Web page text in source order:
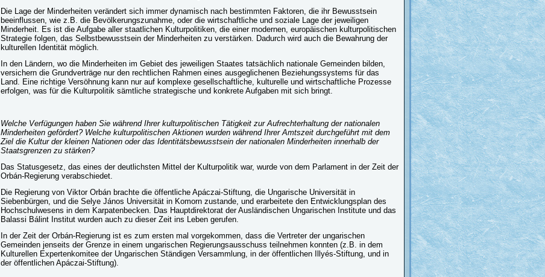
Die Lage der Minderheiten verändert sich immer dynamisch nach bestimmten Faktoren, die ihr Bewusstsein
beeinflussen, wie z.B. die Bevölkerungszunahme, oder die wirtschaftliche und soziale Lage der jeweiligen
Minderheit. Es ist die Aufgabe aller staatlichen Kulturpolitiken, die einer modernen, europäischen kulturpolitischen
Strategie folgen, das Selbstbewusstsein der Minderheiten zu verstärken. Dadurch wird auch die Bewahrung der
kulturellen Identität möglich.
In den Ländern, wo die Minderheiten im Gebiet des jeweiligen Staates tatsächlich nationale Gemeinden bilden,
versichern die Grundverträge nur den rechtlichen Rahmen eines ausgeglichenen Beziehungssystems für das
Land. Eine richtige Versöhnung kann nur auf komplexe gesellschaftliche, kulturelle und wirtschaftliche Prozesse
erfolgen, was für die Kulturpolitik sämtliche strategische und konkrete Aufgaben mit sich bringt.
Welche Verfügungen haben Sie während Ihrer kulturpolitischen Tätigkeit zur Aufrechterhaltung der nationalen
Minderheiten gefördert? Welche kulturpolitischen Aktionen wurden während Ihrer Amtszeit durchgeführt mit dem
Ziel die Kultur der kleinen Nationen oder das Identitätsbewusstsein der nationalen Minderheiten innerhalb der
Staatsgrenzen zu stärken?
Das Statusgesetz, das eines der deutlichsten Mittel der Kulturpolitik war, wurde von dem Parlament in der Zeit der
Orbán-Regierung verabschiedet.
Die Regierung von Viktor Orbán brachte die öffentliche Apáczai-Stiftung, die Ungarische Universität in
Siebenbürgen, und die Selye János Universität in Komorn zustande, und erarbeitete den Entwicklungsplan des
Hochschulwesens in dem Karpatenbecken. Das Hauptdirektorat der Ausländischen Ungarischen Institute und das
Balassi Bálint Institut wurden auch zu dieser Zeit ins Leben gerufen.
In der Zeit der Orbán-Regierung ist es zum ersten mal vorgekommen, dass die Vertreter der ungarischen
Gemeinden jenseits der Grenze in einem ungarischen Regierungsausschuss teilnehmen konnten (z.B. in dem
Kulturellen Expertenkomitee der Ungarischen Ständigen Versammlung, in der öffentlichen Illyés-Stiftung, und in
der öffentlichen Apáczai-Stiftung).